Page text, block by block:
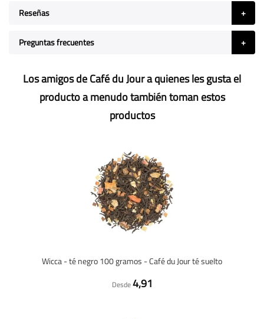
Reseñas
Preguntas frecuentes
Los amigos de Café du Jour a quienes les gusta el
producto a menudo también toman estos
productos
Wicca - té negro 100 gramos - Café du Jour té suelto
Desde4,91